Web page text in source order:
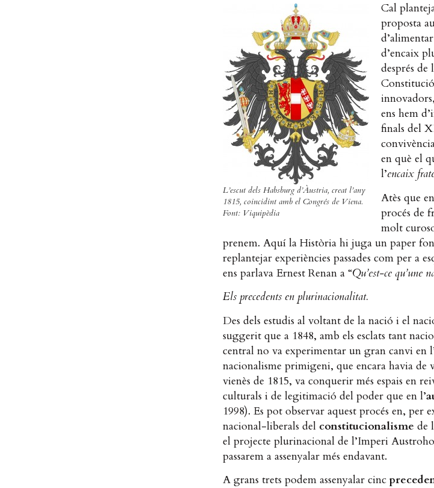
L’escut dels Habsburg d’Àustria, creat l’any
1815, coincidint amb el Congrés de Viena.
Font: Viquipèdia
Cal
proposta
d’encaix
després
ens hem
finals del
en què el
l’encaix
Atès que
procés de
molt
prenem. Aquí la Història hi juga un paper
replantejar experiències passades com per a
ens parlava Ernest Renan a “Qu’est-ce qu’une
Els precedents en plurinacionalitat.
Des dels estudis al voltant de la nació i el
suggerit que a 1848, amb els esclats tant
central no va experimentar un gran canvi en
nacionalisme primigeni, que encara havia de
vienès de 1815, va conquerir més espais en
culturals i de legitimació del poder que en l’
1998). Es pot observar aquest procés en, per
nacional-liberals del constitucionalisme de
el projecte plurinacional de l’Imperi
passarem a assenyalar més endavant.
A grans trets podem assenyalar cinc